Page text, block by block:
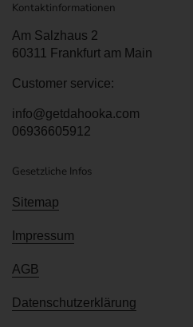
Kontaktinformationen
Am Salzhaus 2
60311 Frankfurt am Main
Customer service:
info@getdahooka.com
06936605912
Gesetzliche Infos
Sitemap
Impressum
AGB
Datenschutzerklärung